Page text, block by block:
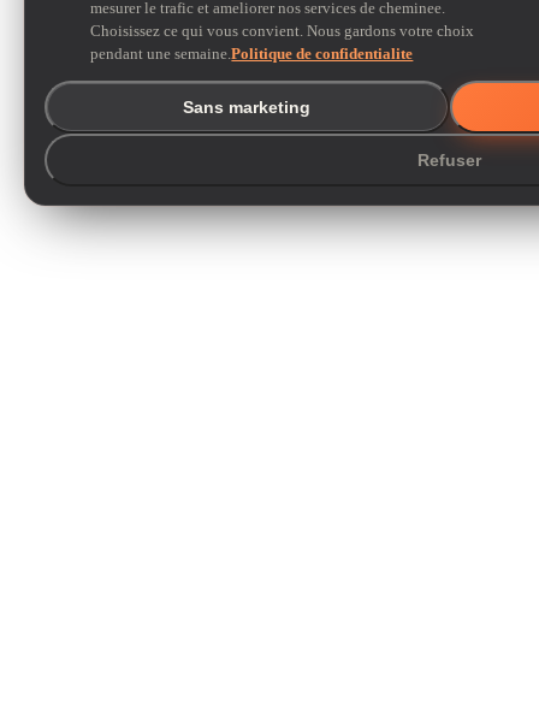
mesurer le trafic et ameliorer nos services de cheminee.
Choisissez ce qui vous convient. Nous gardons votre choix
pendant une semaine.Politique de confidentialite
Refuser
Sans marketing